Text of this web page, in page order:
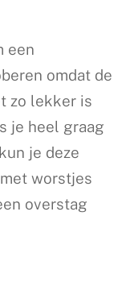
een
omdat de
zo lekker is
je heel graag
je deze
worstjes
overstag